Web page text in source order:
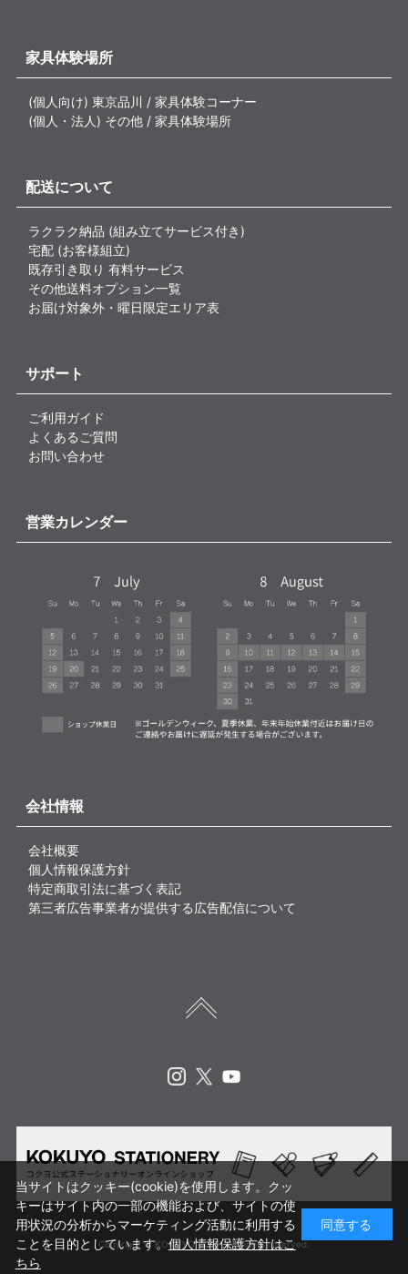
家具体験場所
(個人向け) 東京品川 / 家具体験コーナー
(個人・法人) その他 / 家具体験場所
配送について
ラクラク納品 (組み立てサービス付き)
宅配 (お客様組立)
既存引き取り 有料サービス
その他送料オプション一覧
お届け対象外・曜日限定エリア表
サポート
ご利用ガイド
よくあるご質問
お問い合わせ
営業カレンダー
会社情報
会社概要
個人情報保護方針
特定商取引法に基づく表記
第三者広告事業者が提供する広告配信について
Copyright © KOKUYO CORP. All rights reserved.
当サイトはクッキー(cookie)を使用します。クッ
キーはサイト内の一部の機能および、サイトの使
用状況の分析からマーケティング活動に利用する
ことを目的としています。個人情報保護方針はこ
ちら
同意する